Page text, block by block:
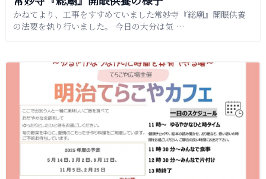
かねてより、工事をすすめていました常妙寺『総廟』開眼供養
の法要を執り行いました。 今日の大分は気 …